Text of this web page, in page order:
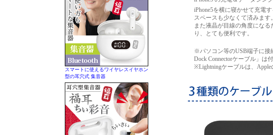
スマートに使えるワイヤレスイヤホン
型の耳穴式 集音器
iPhone5を横に寝かせて充電
スペースも少なくて済みます。
また液晶が目線の角度にな
り、とても便利です。
※パソコン等のUSB端子に接
Dock Connectorケーブル」は
※Lightningケーブルは、Apple